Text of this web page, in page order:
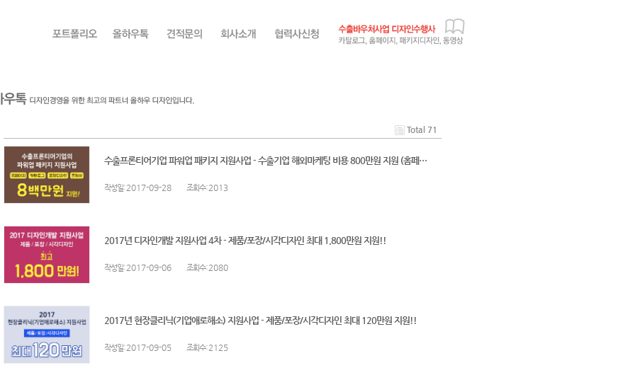
Total 71
수출프론티어기업 파워업 패키지 지원사업 - 수출기업 해외마케팅 비용 800만원 지원 (홈페…
작성일:2017-09-28 조회수:2013
2017년 디자인개발 지원사업 4차 - 제품/포장/시각디자인 최대 1,800만원 지원!!
작성일:2017-09-06 조회수:2080
2017년 현장클리닉(기업애로해소) 지원사업 - 제품/포장/시각디자인 최대 120만원 지원!!
작성일:2017-09-05 조회수:2125